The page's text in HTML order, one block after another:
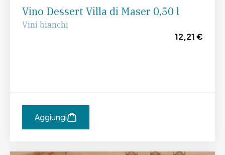
Vino Dessert Villa di Maser 0,50 l
Vini bianchi
12,21 €
Aggiungi